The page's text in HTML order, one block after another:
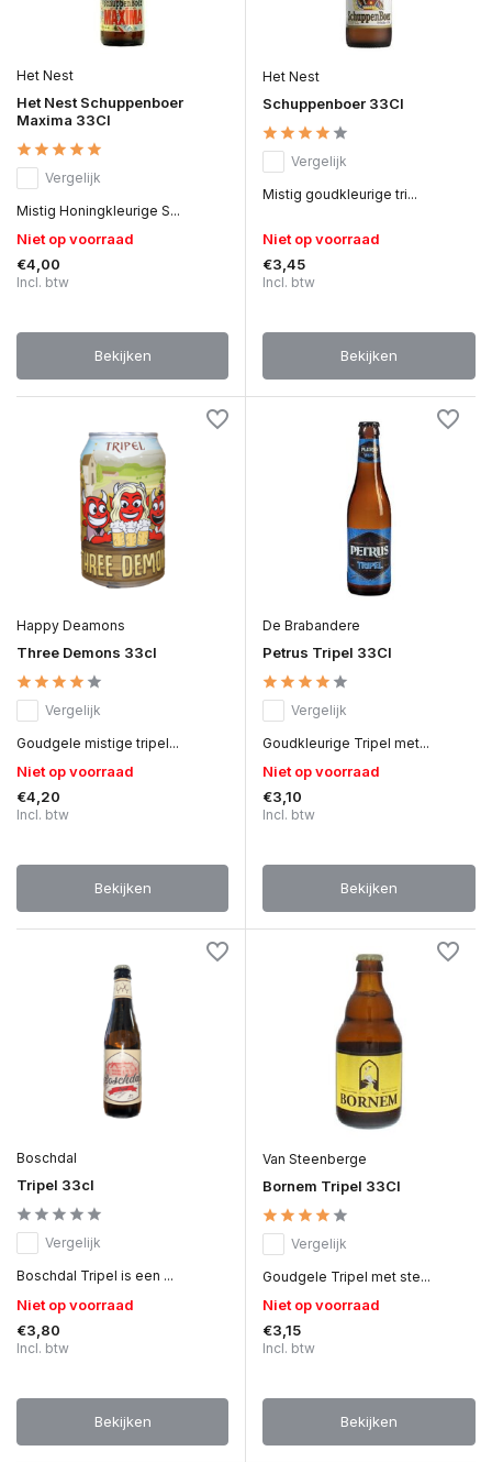
Het Nest
Het Nest Schuppenboer
Maxima 33Cl
Vergelijk
Mistig Honingkleurige S...
Niet op voorraad
€4,00
Incl. btw
Bekijken
Het Nest
Schuppenboer 33Cl
Vergelijk
Mistig goudkleurige tri...
Niet op voorraad
€3,45
Incl. btw
Bekijken
Happy Deamons
Three Demons 33cl
Vergelijk
Goudgele mistige tripel...
Niet op voorraad
€4,20
Incl. btw
Bekijken
De Brabandere
Petrus Tripel 33Cl
Vergelijk
Goudkleurige Tripel met...
Niet op voorraad
€3,10
Incl. btw
Bekijken
Boschdal
Tripel 33cl
Vergelijk
Boschdal Tripel is een ...
Niet op voorraad
€3,80
Incl. btw
Bekijken
Van Steenberge
Bornem Tripel 33Cl
Vergelijk
Goudgele Tripel met ste...
Niet op voorraad
€3,15
Incl. btw
Bekijken